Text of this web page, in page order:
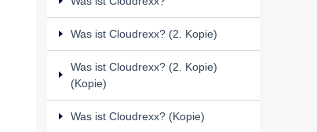
Was ist Cloudrexx? (2. Kopie)
Was ist Cloudrexx? (2. Kopie)
(Kopie)
Was ist Cloudrexx? (Kopie)